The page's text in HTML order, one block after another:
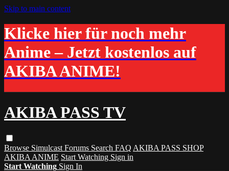
Skip to main content
Klicke hier für noch mehr
Anime – Jetzt kostenlos auf
AKIBA ANIME!
AKIBA PASS TV
Browse Simulcast Forums Search FAQ AKIBA PASS SHOP
AKIBA ANIME Start Watching Sign in
Start Watching Sign In